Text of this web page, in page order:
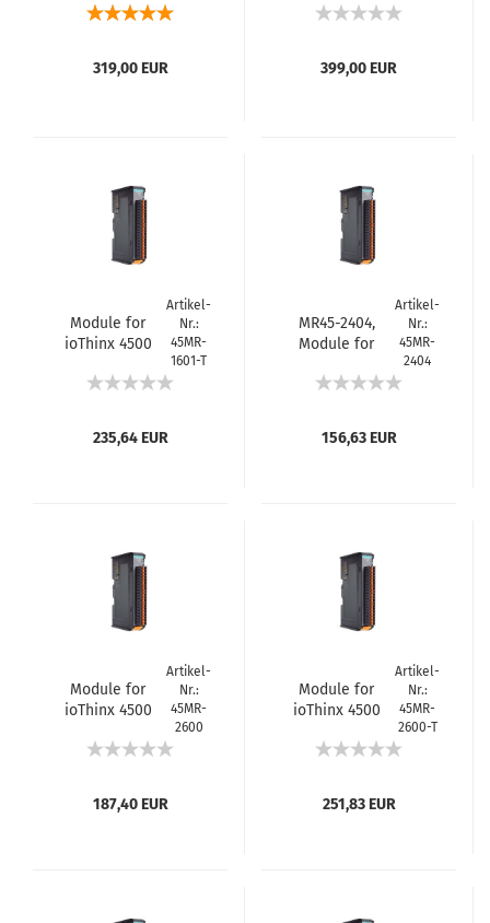
319,00 EUR 399,00 EUR
Module for
ioThinx 4500
24VDC, NPN, -40
Artikel-
Nr.:
45MR-
1601-T
235,64 EUR
MR45-2404,
Module for
Series, 4 Relays,
Artikel-
Nr.:
45MR-
2404
156,63 EUR
Module for
ioThinx 4500
24VDC, sink , -20
Artikel-
Nr.:
45MR-
2600
187,40 EUR
Module for
ioThinx 4500
24VDC, sink , -40
Artikel-
Nr.:
45MR-
2600-T
251,83 EUR